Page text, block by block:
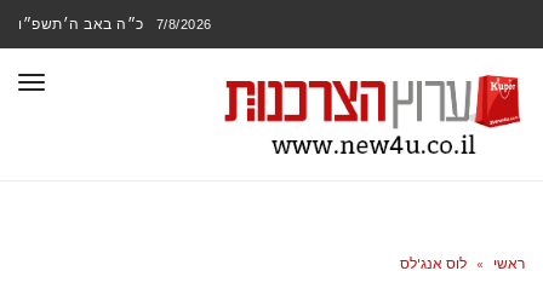
7/8/2026 כ״ה באב ה׳תשפ״ו
ראשי » לוס אנג'לס